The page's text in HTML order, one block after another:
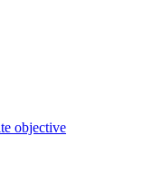
objective